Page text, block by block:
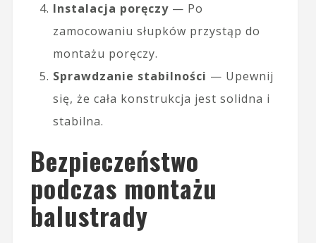
Instalacja poręczy— Po
zamocowaniu słupków przystąp do
montażu poręczy.
Sprawdzanie stabilności — Upewnij
się, że cała konstrukcja jest solidna i
stabilna.
Bezpieczeństwo
podczas montażu
balustrady